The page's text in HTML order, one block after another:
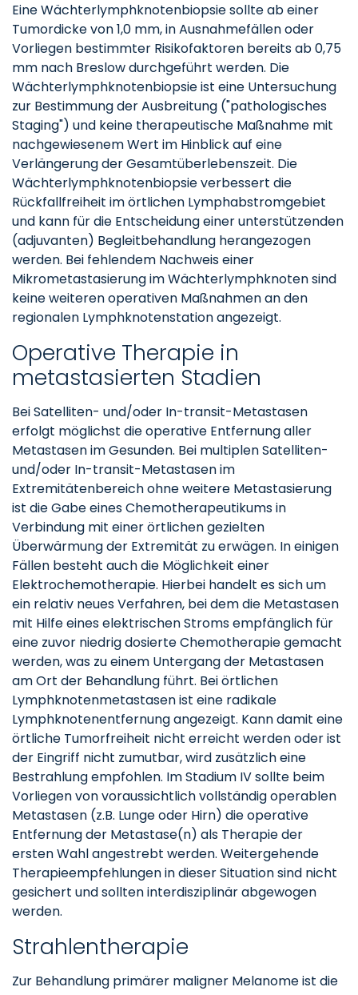
Eine Wächterlymphknotenbiopsie sollte ab einer
Tumordicke von 1,0 mm, in Ausnahmefällen oder
Vorliegen bestimmter Risikofaktoren bereits ab 0,75
mm nach Breslow durchgeführt werden. Die
Wächterlymphknotenbiopsie ist eine Untersuchung
zur Bestimmung der Ausbreitung ("pathologisches
Staging") und keine therapeutische Maßnahme mit
nachgewiesenem Wert im Hinblick auf eine
Verlängerung der Gesamtüberlebenszeit. Die
Wächterlymphknotenbiopsie verbessert die
Rückfallfreiheit im örtlichen Lymphabstromgebiet
und kann für die Entscheidung einer unterstützenden
(adjuvanten) Begleitbehandlung herangezogen
werden. Bei fehlendem Nachweis einer
Mikrometastasierung im Wächterlymphknoten sind
keine weiteren operativen Maßnahmen an den
regionalen Lymphknotenstation angezeigt.
Operative Therapie in
metastasierten Stadien
Bei Satelliten- und/oder In-transit-Metastasen
erfolgt möglichst die operative Entfernung aller
Metastasen im Gesunden. Bei multiplen Satelliten-
und/oder In-transit-Metastasen im
Extremitätenbereich ohne weitere Metastasierung
ist die Gabe eines Chemotherapeutikums in
Verbindung mit einer örtlichen gezielten
Überwärmung der Extremität zu erwägen. In einigen
Fällen besteht auch die Möglichkeit einer
Elektrochemotherapie. Hierbei handelt es sich um
ein relativ neues Verfahren, bei dem die Metastasen
mit Hilfe eines elektrischen Stroms empfänglich für
eine zuvor niedrig dosierte Chemotherapie gemacht
werden, was zu einem Untergang der Metastasen
am Ort der Behandlung führt. Bei örtlichen
Lymphknotenmetastasen ist eine radikale
Lymphknotenentfernung angezeigt. Kann damit eine
örtliche Tumorfreiheit nicht erreicht werden oder ist
der Eingriff nicht zumutbar, wird zusätzlich eine
Bestrahlung empfohlen. Im Stadium IV sollte beim
Vorliegen von voraussichtlich vollständig operablen
Metastasen (z.B. Lunge oder Hirn) die operative
Entfernung der Metastase(n) als Therapie der
ersten Wahl angestrebt werden. Weitergehende
Therapieempfehlungen in dieser Situation sind nicht
gesichert und sollten interdisziplinär abgewogen
werden.
Strahlentherapie
Zur Behandlung primärer maligner Melanome ist die